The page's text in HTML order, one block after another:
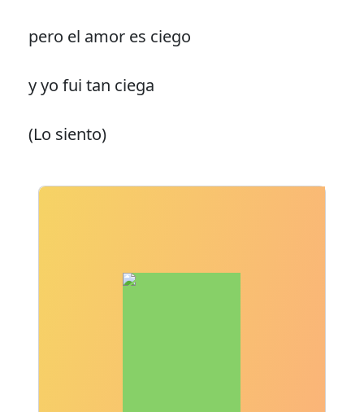
pero el amor es ciego
y yo fui tan ciega
(Lo siento)